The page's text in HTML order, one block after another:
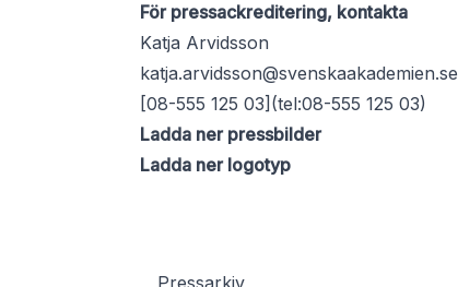
För pressackreditering, kontakta
Katja Arvidsson
katja.arvidsson@svenskaakademien.se
[08-555 125 03](tel:08-555 125 03)
Ladda ner pressbilder
Ladda ner logotyp